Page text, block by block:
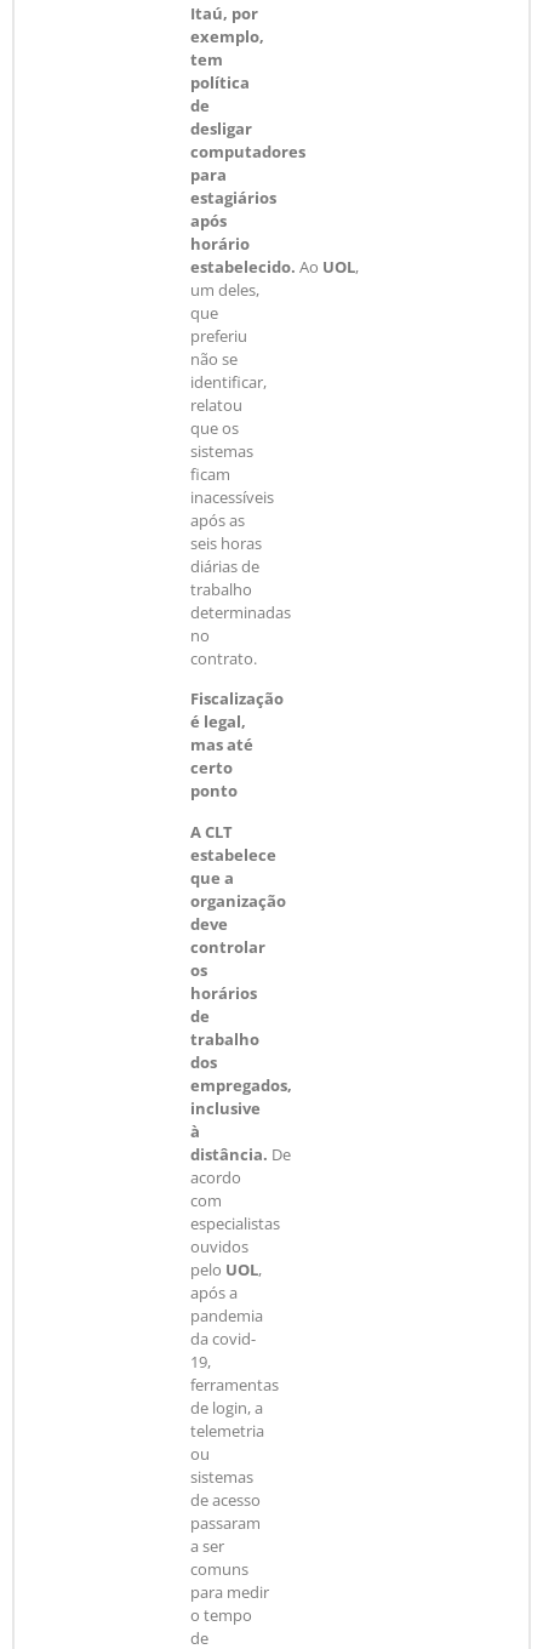
Itaú, por
exemplo,
tem
política
de
desligar
computadores
para
estagiários
após
horário
estabelecido. Ao UOL,
um deles,
que
preferiu
não se
identificar,
relatou
que os
sistemas
ficam
inacessíveis
após as
seis horas
diárias de
trabalho
determinadas
no
contrato.
Fiscalização
é legal,
mas até
certo
ponto
A CLT
estabelece
que a
organização
deve
controlar
os
horários
de
trabalho
dos
empregados,
inclusive
à
distância. De
acordo
com
especialistas
ouvidos
pelo UOL,
após a
pandemia
da covid-
19,
ferramentas
de login, a
telemetria
ou
sistemas
de acesso
passaram
a ser
comuns
para medir
o tempo
de